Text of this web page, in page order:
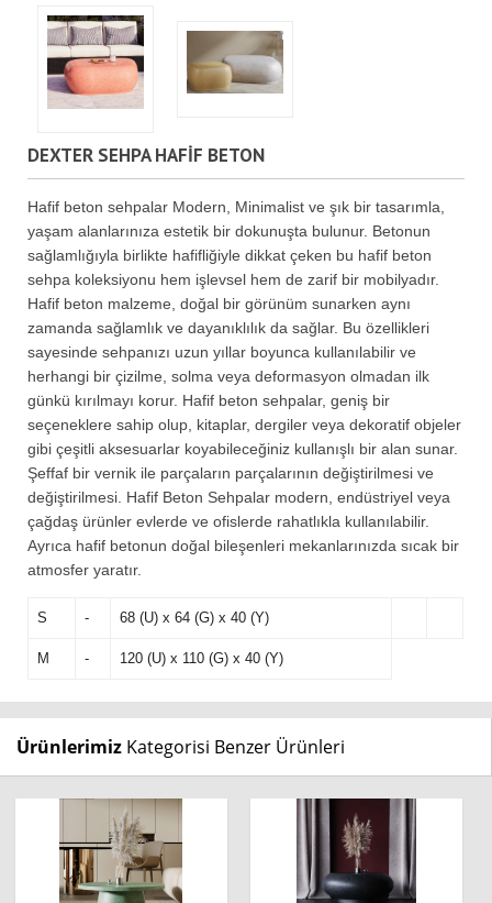
DEXTER SEHPA HAFİF BETON
Hafif beton sehpalar Modern, Minimalist ve şık bir tasarımla,
yaşam alanlarınıza estetik bir dokunuşta bulunur. Betonun
sağlamlığıyla birlikte hafifliğiyle dikkat çeken bu hafif beton
sehpa koleksiyonu hem işlevsel hem de zarif bir mobilyadır.
Hafif beton malzeme, doğal bir görünüm sunarken aynı
zamanda sağlamlık ve dayanıklılık da sağlar. Bu özellikleri
sayesinde sehpanızı uzun yıllar boyunca kullanılabilir ve
herhangi bir çizilme, solma veya deformasyon olmadan ilk
günkü kırılmayı korur. Hafif beton sehpalar, geniş bir
seçeneklere sahip olup, kitaplar, dergiler veya dekoratif objeler
gibi çeşitli aksesuarlar koyabileceğiniz kullanışlı bir alan sunar.
Şeffaf bir vernik ile parçaların parçalarının değiştirilmesi ve
değiştirilmesi. Hafif Beton Sehpalar modern, endüstriyel veya
çağdaş ürünler evlerde ve ofislerde rahatlıkla kullanılabilir.
Ayrıca hafif betonun doğal bileşenleri mekanlarınızda sıcak bir
atmosfer yaratır.
S - 68 (U) x 64 (G) x 40 (Y)
M - 120 (U) x 110 (G) x 40 (Y)
Ürünlerimiz Kategorisi Benzer Ürünleri